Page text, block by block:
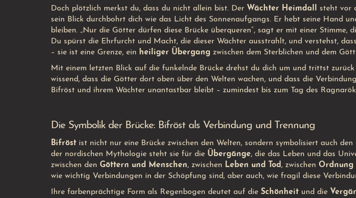
Doch plötzlich merkst du, dass du nicht allein bist. Der Wächter Heimdall steht vor
sein Blick durchbohrt dich wie das Licht des Sonnenaufgangs. Er hebt seine Hand
bleiben. „Nur die Götter dürfen diese Brücke überqueren“, sagt er mit einer Stimme,
Du spürst die Ehrfurcht und Macht, die dieser Wächter ausstrahlt, und verstehst,
– sie ist eine Grenze, ein heiliger Übergang zwischen dem Sterblichen und dem
Mit einem letzten Blick auf die funkelnde Brücke drehst du dich um und trittst
wissend, dass die Götter dort oben über den Welten wachen, und dass die
Bifröst und ihrem Wächter unantastbar bleibt – zumindest bis zum Tag des
Die Symbolik der Brücke: Bifröst als Verbindung und Trennung
Bifröst ist nicht nur eine Brücke zwischen den Welten, sondern symbolisiert auch den
der nordischen Mythologie steht sie für die Übergänge, die das Leben und das
zwischen den Göttern und Menschen, zwischen Leben und Tod , zwischen Ordnung
wie wichtig Verbindungen in der Schöpfung sind, aber auch, wie fragil diese
Ihre farbenprächtige Form als Regenbogen deutet auf die Schönheit und die